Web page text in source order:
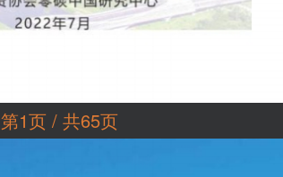
第1页 / 共65页